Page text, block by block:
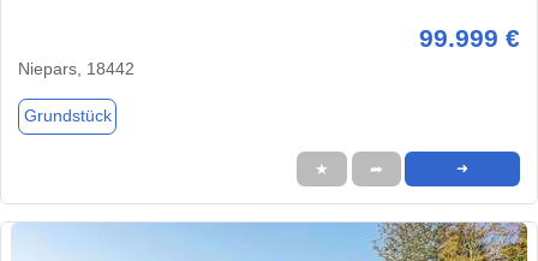
99.999 €
Niepars, 18442
Grundstück
★ ➦ ➜